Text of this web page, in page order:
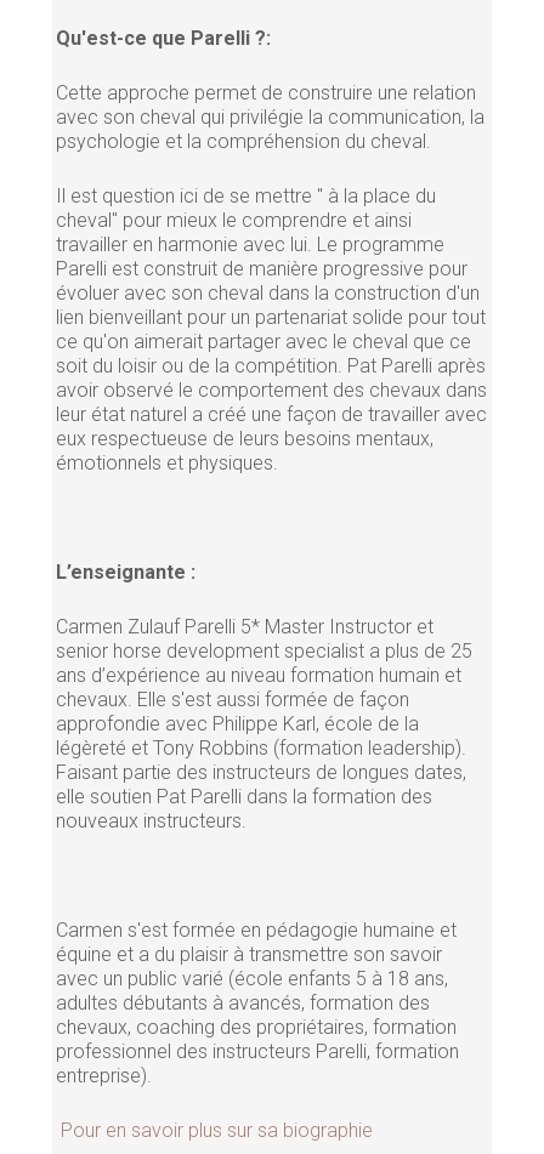
Qu'est-ce que Parelli ?:
Cette approche permet de construire une relation
avec son cheval qui privilégie la communication, la
psychologie et la compréhension du cheval.
Il est question ici de se mettre " à la place du
cheval" pour mieux le comprendre et ainsi
travailler en harmonie avec lui. Le programme
Parelli est construit de manière progressive pour
évoluer avec son cheval dans la construction d'un
lien bienveillant pour un partenariat solide pour tout
ce qu'on aimerait partager avec le cheval que ce
soit du loisir ou de la compétition. Pat Parelli après
avoir observé le comportement des chevaux dans
leur état naturel a créé une façon de travailler avec
eux respectueuse de leurs besoins mentaux,
émotionnels et physiques.
L’enseignante :
Carmen Zulauf Parelli 5* Master Instructor et
senior horse development specialist a plus de 25
ans d’expérience au niveau formation humain et
chevaux. Elle s'est aussi formée de façon
approfondie avec Philippe Karl, école de la
légèreté et Tony Robbins (formation leadership).
Faisant partie des instructeurs de longues dates,
elle soutien Pat Parelli dans la formation des
nouveaux instructeurs.
Carmen s'est formée en pédagogie humaine et
équine et a du plaisir à transmettre son savoir
avec un public varié (école enfants 5 à 18 ans,
adultes débutants à avancés, formation des
chevaux, coaching des propriétaires, formation
professionnel des instructeurs Parelli, formation
entreprise).
Pour en savoir plus sur sa biographie